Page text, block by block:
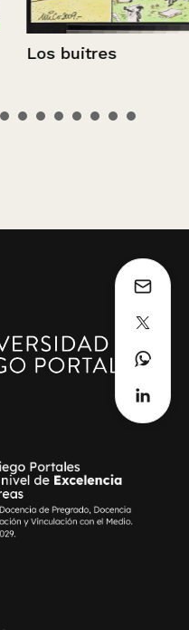
Los buitres